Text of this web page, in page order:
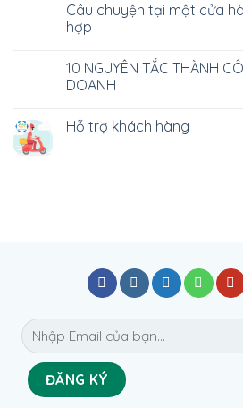
Câu chuyện tại một cửa
hợp
10 NGUYÊN TẮC THÀNH
DOANH
Hỗ trợ khách hàng